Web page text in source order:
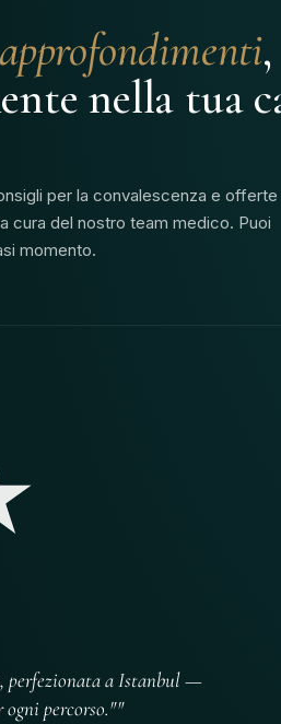
approfondimenti,
nella tua
per la convalescenza e offerte
cura del nostro team medico. Puoi
momento.
perfezionata a Istanbul —
ogni percorso.""